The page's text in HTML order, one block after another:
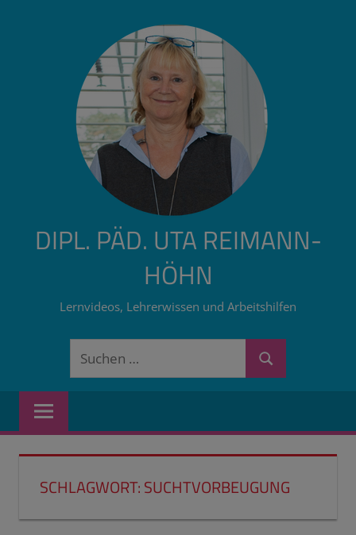
DIPL. PÄD. UTA REIMANN-
HÖHN
Lernvideos, Lehrerwissen und Arbeitshilfen
Suchen
Suchen
SCHLAGWORT:SUCHTVORBEUGUNG